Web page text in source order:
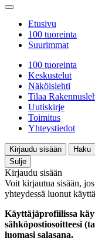
Etusivu
100 tuoreinta
Suurimmat
100 tuoreinta
Keskustelut
Näköislehti
Tilaa
Uutiskirje
Toimitus
Yhteystiedot
Kirjaudu sisään
Haku
Sulje
Kirjaudu sisään
Voit kirjautua sisään,
yhteydessä luonut
Käyttäjäprofiilissa
sähköpostiosoitteesi
luomasi salasana.